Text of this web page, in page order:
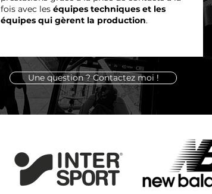
fois avec les équipes techniques et les
équipes qui gèrent la production.
Une question ? Contactez moi !